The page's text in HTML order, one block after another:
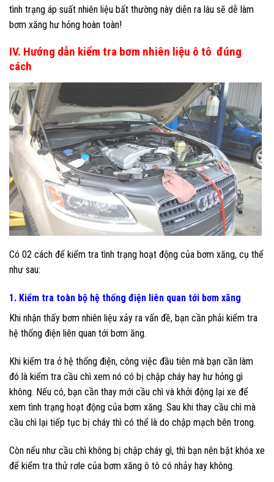
tình trạng áp suất nhiên liệu bất thường này diễn ra lâu sẽ dễ làm
bơm xăng hư hỏng hoàn toàn!
IV. Hướng dẫn kiểm tra bơm nhiên liệu ô tô đúng
cách
Có 02 cách để kiểm tra tình trạng hoạt động của bơm xăng, cụ thể
như sau:
1. Kiểm tra toàn bộ hệ thống điện liên quan tới bơm xăng
Khi nhận thấy bơm nhiên liệu xảy ra vấn đề, bạn cần phải kiểm tra
hệ thống điện liên quan tới bơm ăng.
Khi kiểm tra ở hệ thống điện, công việc đầu tiên mà bạn cần làm
đó là kiểm tra cầu chì xem nó có bị chập cháy hay hư hỏng gì
không. Nếu có, bạn cần thay mới cầu chì và khởi động lại xe để
xem tình trạng hoạt động của bơm xăng. Sau khi thay cầu chì mà
cầu chì lại tiếp tục bị cháy thì có thể là do chập mạch bên trong.
Còn nếu như cầu chì không bị chập cháy gì, thì bạn nên bật khóa xe
để kiểm tra thử rơle của bơm xăng ô tô có nhảy hay không.